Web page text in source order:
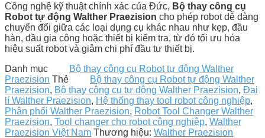
Công nghệ kỹ thuật chính xác của Đức, Bộ thay công cụ
Robot tự động Walther Praezision cho phép robot dễ dàng
chuyển đổi giữa các loại dụng cụ khác nhau như kẹp, đầu
hàn, đầu gia công hoặc thiết bị kiểm tra, từ đó tối ưu hóa
hiệu suất robot và giảm chi phí đầu tư thiết bị.
Danh mục
Bộ thay công cụ Robot tự động Walther
Praezision Thẻ
Bộ thay công cụ Robot tự động Walther
Praezision, Bộ thay công cụ tự động Walther Praezision, Đại
lí Walther Praezision, Hệ thống thay tool robot công nghiệp,
Phân phối Walther Praezision, Robot Tool Changer Walther
Praezision, Tool changer cho robot công nghiệp, Walther
Praezision Việt Nam Thương hiệu: Walther Praezision